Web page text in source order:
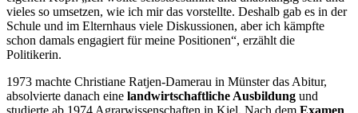
vieles so umsetzen, wie ich mir das vorstellte. Deshalb gab es in der
Schule und im Elternhaus viele Diskussionen, aber ich kämpfte
schon damals engagiert für meine Positionen“, erzählt die
Politikerin.
1973 machte Christiane Ratjen-Damerau in Münster das Abitur,
absolvierte danach eine landwirtschaftliche Ausbildung und
studierte ab 1974 Agrarwissenschaften in Kiel. Nach dem Examen